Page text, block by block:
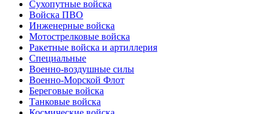
Cухопутные войска
Войска ПВО
Инженерные войска
Мотострелковые войска
Ракетные войска и артиллерия
Специальные
Военно-воздушные силы
Военно-Морской Флот
Береговые войска
Танковые войска